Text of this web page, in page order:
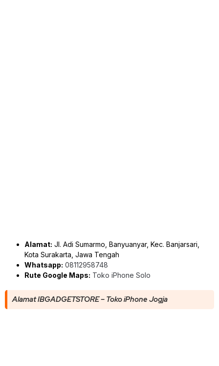
Alamat: Jl. Adi Sumarmo, Banyuanyar, Kec. Banjarsari,
Kota Surakarta, Jawa Tengah
Whatsapp: 08112958748
Rute Google Maps: Toko iPhone Solo
Alamat IBGADGETSTORE – Toko iPhone Jogja